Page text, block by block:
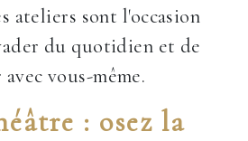
ateliers sont l'occasion
du quotidien et de
vous-même.
: osez la